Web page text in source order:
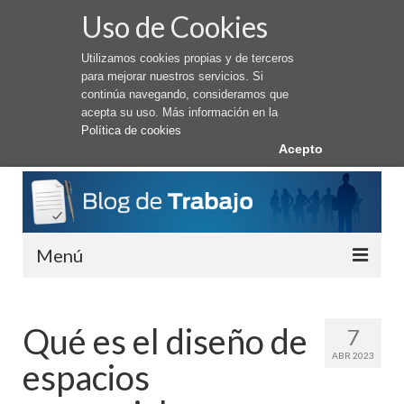
Uso de Cookies
Utilizamos cookies propias y de terceros
para mejorar nuestros servicios. Si
continúa navegando, consideramos que
acepta su uso. Más información en la
Política de cookies
Acepto
Menú
Cómo buscar trabajo
Trabajar en el Extranjero
7
ABR 2023
Qué es el diseño de
espacios